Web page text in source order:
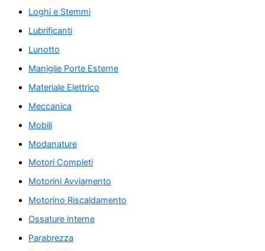
Loghi e Stemmi
Lubrificanti
Lunotto
Maniglie Porte Esterne
Materiale Elettrico
Meccanica
Mobili
Modanature
Motori Completi
Motorini Avviamento
Motorino Riscaldamento
Ossature interne
Parabrezza